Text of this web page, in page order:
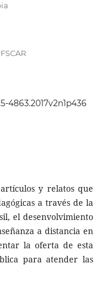
4863.2017v2n1p436
y relatos que
a través de la
el desenvolvimiento
a distancia en
la oferta de esta
para atender las